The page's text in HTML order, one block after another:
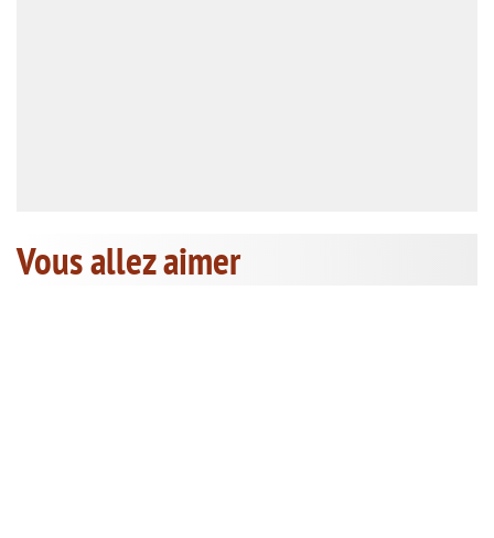
Vous allez aimer